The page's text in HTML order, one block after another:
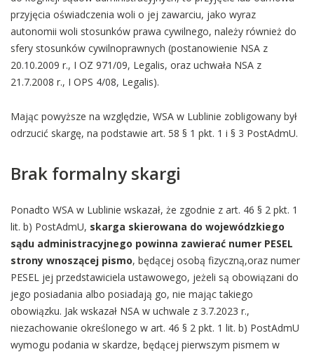
przyjęcia oświadczenia woli o jej zawarciu, jako wyraz
autonomii woli stosunków prawa cywilnego, należy również do
sfery stosunków cywilnoprawnych (postanowienie NSA z
20.10.2009 r., I OZ 971/09, Legalis, oraz uchwała NSA z
21.7.2008 r., I OPS 4/08, Legalis).
Mając powyższe na względzie, WSA w Lublinie zobligowany był
odrzucić skargę, na podstawie art. 58 § 1 pkt. 1 i § 3 PostAdmU.
Brak formalny skargi
Ponadto WSA w Lublinie wskazał, że zgodnie z art. 46 § 2 pkt. 1
lit. b) PostAdmU, skarga skierowana do wojewódzkiego
sądu administracyjnego powinna zawierać numer PESEL
strony wnoszącej pismo, będącej osobą fizyczną,oraz numer
PESEL jej przedstawiciela ustawowego, jeżeli są obowiązani do
jego posiadania albo posiadają go, nie mając takiego
obowiązku. Jak wskazał NSA w uchwale z 3.7.2023 r.,
niezachowanie określonego w art. 46 § 2 pkt. 1 lit. b) PostAdmU
wymogu podania w skardze, będącej pierwszym pismem w